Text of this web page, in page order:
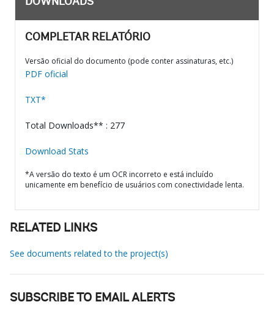
DOWNLOADS
COMPLETAR RELATÓRIO
Versão oficial do documento (pode conter assinaturas, etc.)
PDF oficial
TXT*
Total Downloads** : 277
Download Stats
*A versão do texto é um OCR incorreto e está incluído
unicamente em benefício de usuários com conectividade lenta.
RELATED LINKS
See documents related to the project(s)
SUBSCRIBE TO EMAIL ALERTS